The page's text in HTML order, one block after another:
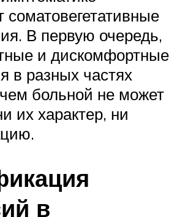
В первую очередь,
и дискомфортные
в разных частях
больной не может
их характер, ни
в